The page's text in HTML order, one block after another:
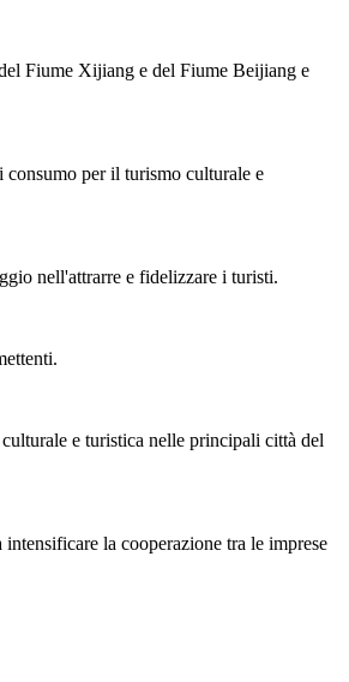
Fiume Xijiang e del Fiume Beijiang e
per il turismo culturale e
nell'attrarre e fidelizzare i turisti.
e turistica nelle principali città del
la cooperazione tra le imprese